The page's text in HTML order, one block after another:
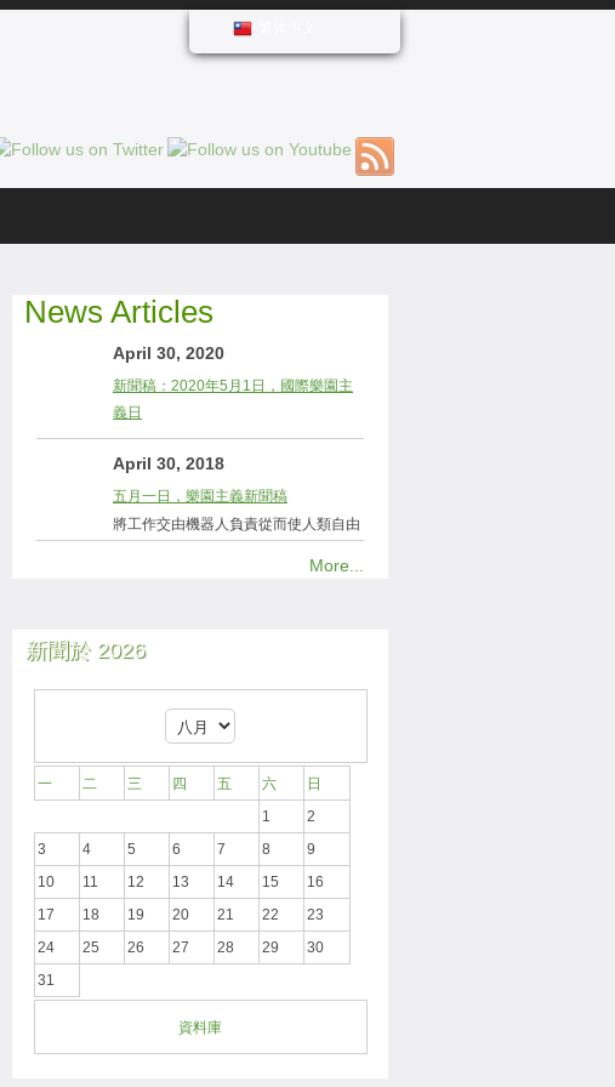
News Articles
April 30, 2020
新聞稿：2020年5月1日，國際樂園主
義日
April 30, 2018
五月一日，樂園主義新聞稿
將工作交由機器人負責從而使人類自由
More...
新聞於 2026
一 二 三 四 五 六
日
1
2
3
4 5 6 7 8
9
10
11 12 13 14 15
16
17
18 19 20 21 22
23
24
25 26 27 28 29
30
31
資料庫